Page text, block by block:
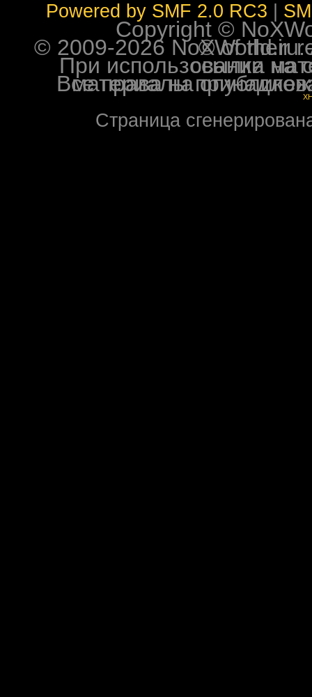
Powered by SMF 2.0 RC3
Copyright ©
© 2009-2026 NoXWorld.ru. All
При использовании
Все права на опубликованные на форуме
Страница